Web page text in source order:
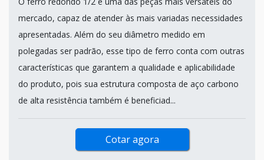
mercado, capaz de atender às mais variadas necessidades
apresentadas. Além do seu diâmetro medido em
polegadas ser padrão, esse tipo de ferro conta com outras
características que garantem a qualidade e aplicabilidade
do produto, pois sua estrutura composta de aço carbono
de alta resistência também é beneficiad...
Cotar agora